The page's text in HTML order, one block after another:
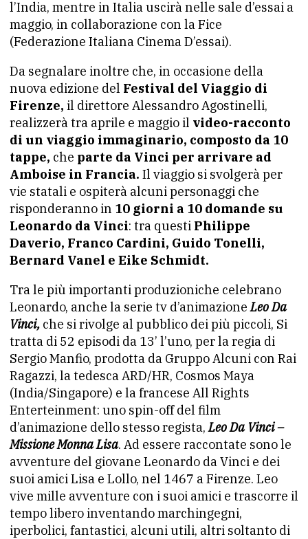
l’India, mentre in Italia uscirà nelle sale d’essai a
maggio, in collaborazione con la Fice
(Federazione Italiana Cinema D’essai).
Da segnalare inoltre che, in occasione della
nuova edizione del Festival del Viaggio di
Firenze, il direttore Alessandro Agostinelli,
realizzerà tra aprile e maggio il video-racconto
di un viaggio immaginario, composto da 10
tappe, che parte da Vinci per arrivare ad
Amboise in Francia. Il viaggio si svolgerà per
vie statali e ospiterà alcuni personaggi che
risponderanno in 10 giorni a 10 domande su
Leonardo da Vinci: tra questi Philippe
Daverio, Franco Cardini, Guido Tonelli,
Bernard Vanel e Eike Schmidt.
Tra le più importanti produzioniche celebrano
Leonardo, anche la serie tv d’animazioneLeo Da
Vinci, che si rivolge al pubblico dei più piccoli, Si
tratta di 52 episodi da 13’ l’uno, per la regia di
Sergio Manfio, prodotta da Gruppo Alcuni con Rai
Ragazzi, la tedesca ARD/HR, Cosmos Maya
(India/Singapore) e la francese All Rights
Enterteinment: uno spin-off del film
d’animazione dello stesso regista,Leo Da Vinci –
Missione Monna Lisa. Ad essere raccontate sono le
avventure del giovane Leonardo da Vinci e dei
suoi amici Lisa e Lollo, nel 1467 a Firenze. Leo
vive mille avventure con i suoi amici e trascorre il
tempo libero inventando marchingegni,
iperbolici, fantastici, alcuni utili, altri soltanto di